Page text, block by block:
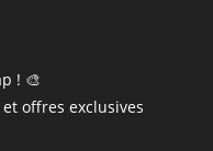
! 🎨
offres exclusives